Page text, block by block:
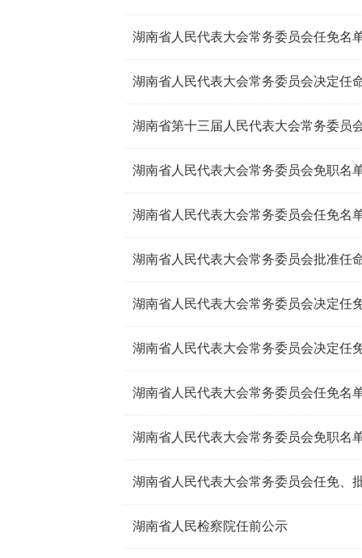
湖南省人民代表大会常务委员会任免名
湖南省人民代表大会常务委员会决定任
湖南省第十三届人民代表大会常务委员
湖南省人民代表大会常务委员会免职名
湖南省人民代表大会常务委员会任免名
湖南省人民代表大会常务委员会批准任
湖南省人民代表大会常务委员会决定任
湖南省人民代表大会常务委员会决定任
湖南省人民代表大会常务委员会任免名
湖南省人民代表大会常务委员会免职名
湖南省人民代表大会常务委员会任免、
湖南省人民检察院任前公示